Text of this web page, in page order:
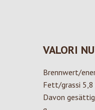
VALORI
Brennwert/
Fett/grassi 5,8
Davon